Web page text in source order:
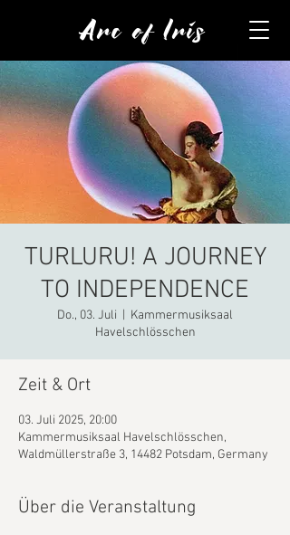
Arc of Iris
TURLURU! A JOURNEY
TO INDEPENDENCE
Do., 03. Juli
Kammermusiksaal
Havelschlösschen
Zeit & Ort
03. Juli 2025, 20:00
Kammermusiksaal Havelschlösschen,
Waldmüllerstraße 3, 14482 Potsdam, Germany
Über die Veranstaltung